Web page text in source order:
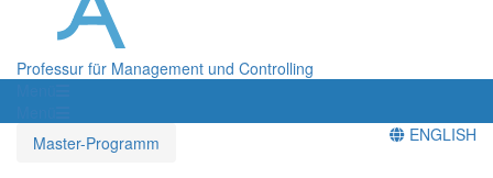
Professur für Management und Controlling
Master-Programm
ENGLISH